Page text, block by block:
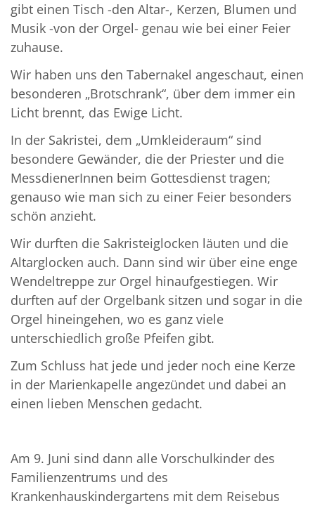
gibt einen Tisch -den Altar-, Kerzen, Blumen und
Musik -von der Orgel- genau wie bei einer Feier
zuhause.
Wir haben uns den Tabernakel angeschaut, einen
besonderen „Brotschrank“, über dem immer ein
Licht brennt, das Ewige Licht.
In der Sakristei, dem „Umkleideraum“ sind
besondere Gewänder, die der Priester und die
MessdienerInnen beim Gottesdienst tragen;
genauso wie man sich zu einer Feier besonders
schön anzieht.
Wir durften die Sakristeiglocken läuten und die
Altarglocken auch. Dann sind wir über eine enge
Wendeltreppe zur Orgel hinaufgestiegen. Wir
durften auf der Orgelbank sitzen und sogar in die
Orgel hineingehen, wo es ganz viele
unterschiedlich große Pfeifen gibt.
Zum Schluss hat jede und jeder noch eine Kerze
in der Marienkapelle angezündet und dabei an
einen lieben Menschen gedacht.
Am 9. Juni sind dann alle Vorschulkinder des
Familienzentrums und des
Krankenhauskindergartens mit dem Reisebus